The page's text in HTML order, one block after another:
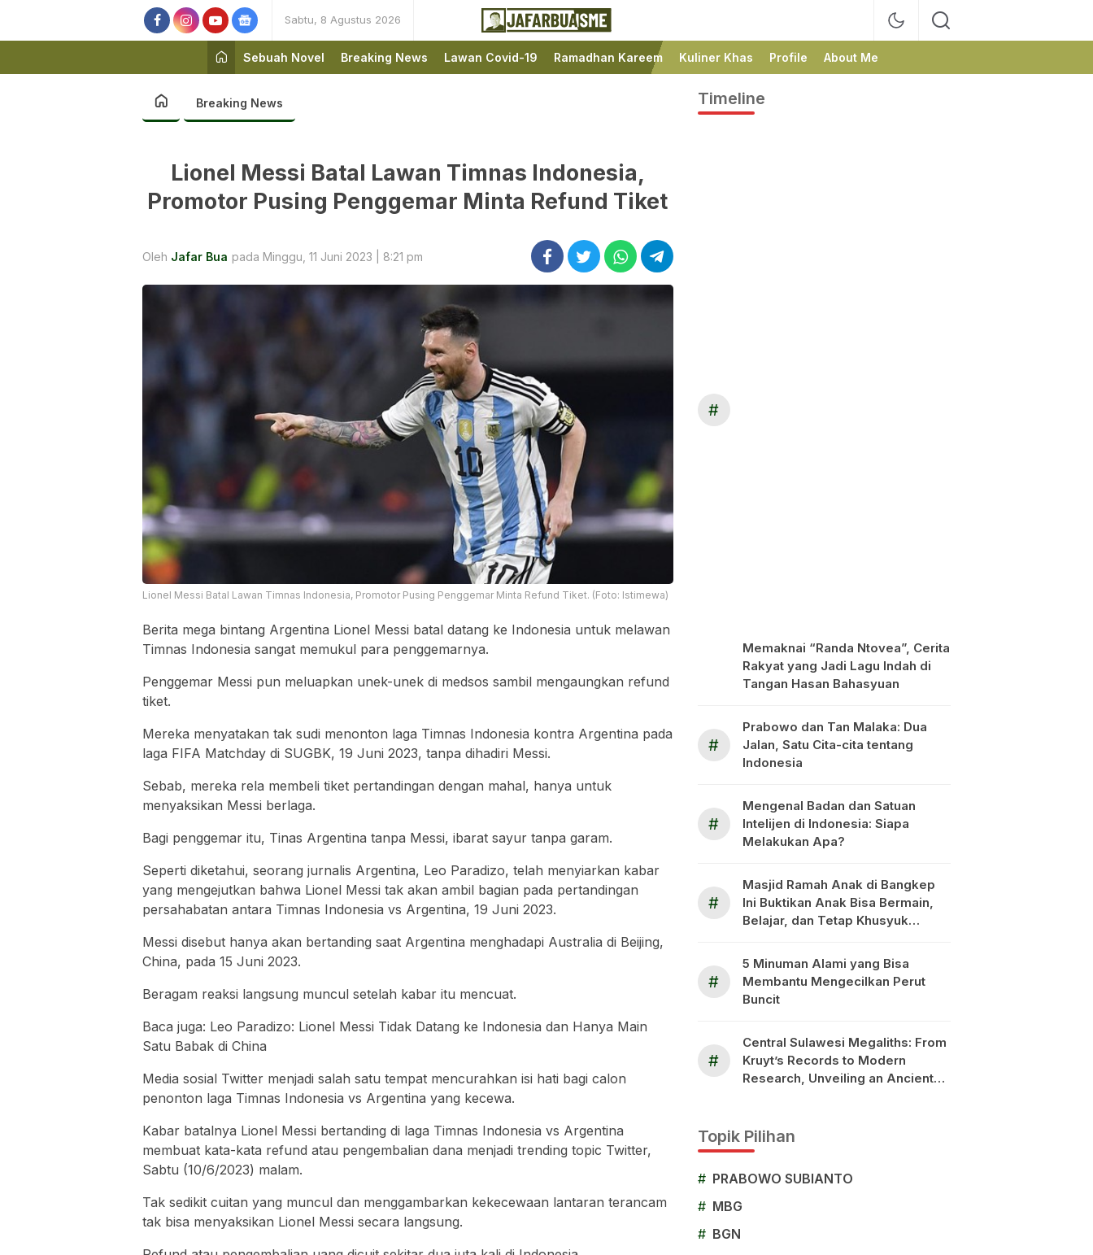
Sabtu, 8 Agustus 2026
JafarBua
Ini bukan Media Online,
Ini Jafarbuaisme.com
Sebuah Novel
Breaking News Lawan Covid-19 Ramadhan Kareem Kuliner Khas Profile About Me
Breaking News
Lionel Messi Batal Lawan Timnas Indonesia,
Promotor Pusing Penggemar Minta Refund Tiket
Oleh Jafar Bua pada Minggu, 11 Juni 2023 | 8:21 pm
Lionel Messi Batal Lawan Timnas Indonesia, Promotor Pusing Penggemar Minta Refund Tiket. (Foto: Istimewa)
Berita mega bintang Argentina Lionel Messi batal datang ke Indonesia untuk melawan
Timnas Indonesia sangat memukul para penggemarnya.
Penggemar Messi pun meluapkan unek-unek di medsos sambil mengaungkan refund
tiket.
Mereka menyatakan tak sudi menonton laga Timnas Indonesia kontra Argentina pada
laga FIFA Matchday di SUGBK, 19 Juni 2023, tanpa dihadiri Messi.
Sebab, mereka rela membeli tiket pertandingan dengan mahal, hanya untuk
menyaksikan Messi berlaga.
Bagi penggemar itu, Tinas Argentina tanpa Messi, ibarat sayur tanpa garam.
Seperti diketahui, seorang jurnalis Argentina, Leo Paradizo, telah menyiarkan kabar
yang mengejutkan bahwa Lionel Messi tak akan ambil bagian pada pertandingan
persahabatan antara Timnas Indonesia vs Argentina, 19 Juni 2023.
Messi disebut hanya akan bertanding saat Argentina menghadapi Australia di Beijing,
China, pada 15 Juni 2023.
Beragam reaksi langsung muncul setelah kabar itu mencuat.
Baca juga: Leo Paradizo: Lionel Messi Tidak Datang ke Indonesia dan Hanya Main
Satu Babak di China
Media sosial Twitter menjadi salah satu tempat mencurahkan isi hati bagi calon
penonton laga Timnas Indonesia vs Argentina yang kecewa.
Kabar batalnya Lionel Messi bertanding di laga Timnas Indonesia vs Argentina
membuat kata-kata refund atau pengembalian dana menjadi trending topic Twitter,
Sabtu (10/6/2023) malam.
Tak sedikit cuitan yang muncul dan menggambarkan kekecewaan lantaran terancam
tak bisa menyaksikan Lionel Messi secara langsung.
Timeline
#
Memaknai “Randa Ntovea”, Cerita
Rakyat yang Jadi Lagu Indah di
Tangan Hasan Bahasyuan
#
Prabowo dan Tan Malaka: Dua
Jalan, Satu Cita-cita tentang
Indonesia
#
Mengenal Badan dan Satuan
Intelijen di Indonesia: Siapa
Melakukan Apa?
#
Masjid Ramah Anak di Bangkep
Ini Buktikan Anak Bisa Bermain,
Belajar, dan Tetap Khusyuk
#
5 Minuman Alami yang Bisa
Membantu Mengecilkan Perut
Buncit
#
Central Sulawesi Megaliths: From
Kruyt’s Records to Modern
Research, Unveiling an Ancient
Topik Pilihan
# PRABOWO SUBIANTO
# MBG
# BGN